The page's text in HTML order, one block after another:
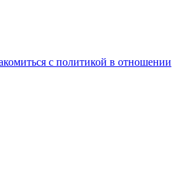
с политикой в отношении